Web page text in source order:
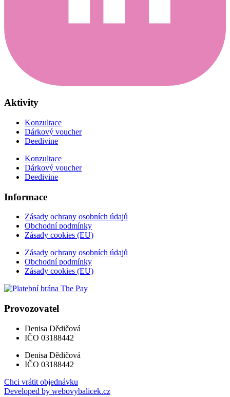
Aktivity
Konzultace
Dárkový voucher
Deedivine
Konzultace
Dárkový voucher
Deedivine
Informace
Zásady ochrany osobních údajů
Obchodní podmínky
Zásady cookies (EU)
Zásady ochrany osobních údajů
Obchodní podmínky
Zásady cookies (EU)
Provozovatel
Denisa Dědičová
IČO 03188442
Denisa Dědičová
IČO 03188442
Chci vrátit objednávku
Developed by webovybalicek.cz